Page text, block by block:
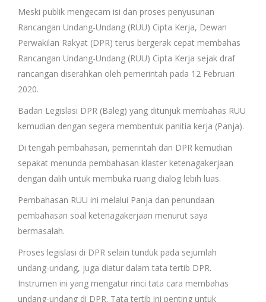
Meski publik mengecam isi dan proses penyusunan
Rancangan Undang-Undang (RUU) Cipta Kerja, Dewan
Perwakilan Rakyat (DPR) terus bergerak cepat membahas
Rancangan Undang-Undang (RUU) Cipta Kerja sejak draf
rancangan diserahkan oleh pemerintah pada 12 Februari
2020.
Badan Legislasi DPR (Baleg) yang ditunjuk membahas RUU
kemudian dengan segera membentuk panitia kerja (Panja).
Di tengah pembahasan, pemerintah dan DPR kemudian
sepakat menunda pembahasan klaster ketenagakerjaan
dengan dalih untuk membuka ruang dialog lebih luas.
Pembahasan RUU ini melalui Panja dan penundaan
pembahasan soal ketenagakerjaan menurut saya
bermasalah.
Proses legislasi di DPR selain tunduk pada sejumlah
undang-undang, juga diatur dalam tata tertib DPR.
Instrumen ini yang mengatur rinci tata cara membahas
undang-undang di DPR. Tata tertib ini penting untuk